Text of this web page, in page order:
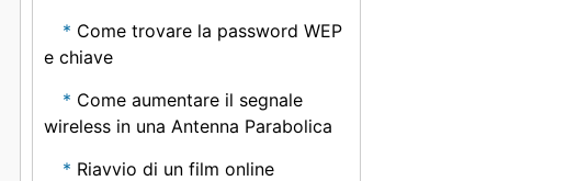
Come trovare la password WEP
e chiave
Come aumentare il segnale
wireless in una Antenna Parabolica
Riavvio di un film online